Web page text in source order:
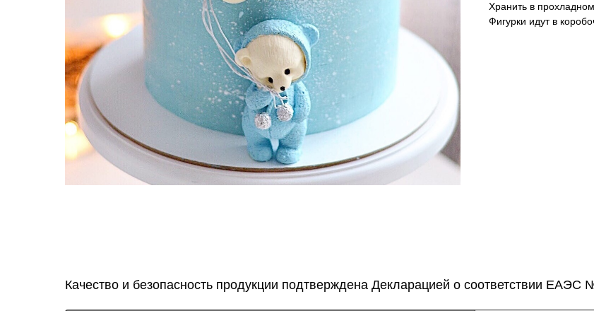
Хранить в
Фигурки идут в
Качество и безопасность продукции подтверждена Декларацией о соответствии